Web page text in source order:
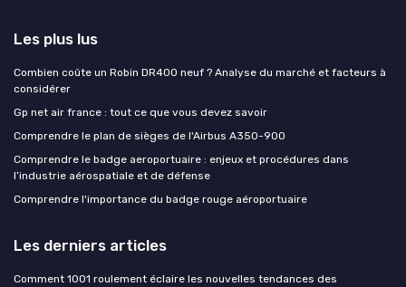
Les plus lus
Combien coûte un Robin DR400 neuf ? Analyse du marché et facteurs à
considérer
Gp net air france : tout ce que vous devez savoir
Comprendre le plan de sièges de l'Airbus A350-900
Comprendre le badge aeroportuaire : enjeux et procédures dans
l’industrie aérospatiale et de défense
Comprendre l'importance du badge rouge aéroportuaire
Les derniers articles
Comment 1001 roulement éclaire les nouvelles tendances des